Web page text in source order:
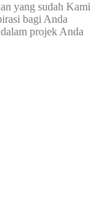
yang sudah Kami
bagi Anda
projek Anda